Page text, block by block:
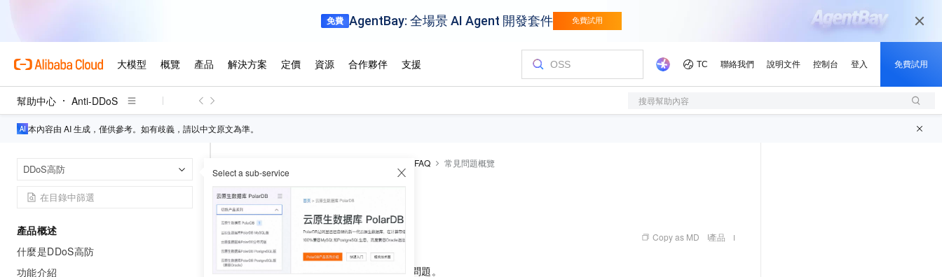
幫助中心 Anti-DDoS 搜尋幫助內容
本內容由 AI 生成，僅供參考。如有歧義，請以中文原文為準。
DDoS高防 Select a sub-service
產品概述
什麼是DDoS高防
功能介紹
FAQ 常見問題概覽
常見問題概覽
更新時間： 2026-01-19 18:41:33 Copy as MD 產品
本文列舉了阿里雲 高防相關的常見問題。